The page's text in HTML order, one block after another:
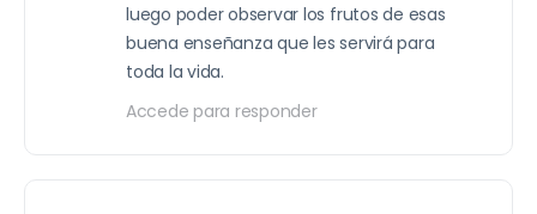
luego poder observar los frutos de esas
buena enseñanza que les servirá para
toda la vida.
Accede para responder